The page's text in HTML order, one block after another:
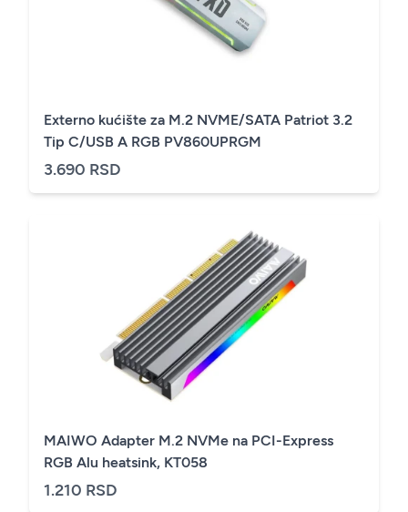
Externo kućište za M.2 NVME/SATA Patriot 3.2
Tip C/USB A RGB PV860UPRGM
3.690 RSD
MAIWO Adapter M.2 NVMe na PCI-Express
RGB Alu heatsink, KT058
1.210 RSD